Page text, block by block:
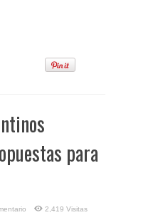
para
2,419 Visitas